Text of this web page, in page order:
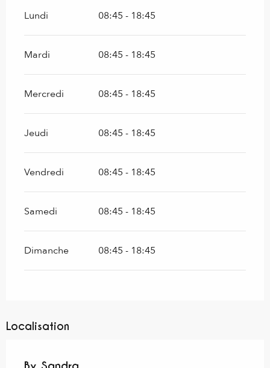
Lundi 08:45 - 18:45
Mardi 08:45 - 18:45
Mercredi 08:45 - 18:45
Jeudi 08:45 - 18:45
Vendredi 08:45 - 18:45
Samedi 08:45 - 18:45
Dimanche 08:45 - 18:45
Localisation